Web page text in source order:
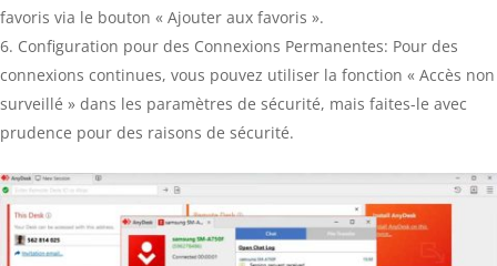
favoris via le bouton « Ajouter aux favoris ».
Configuration pour des Connexions Permanentes: Pour des
connexions continues, vous pouvez utiliser la fonction « Accès non
surveillé » dans les paramètres de sécurité, mais faites-le avec
prudence pour des raisons de sécurité.